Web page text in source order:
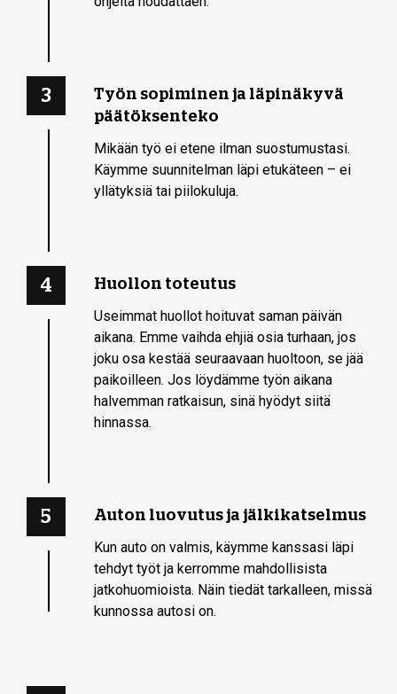
3
Työn sopiminen ja läpinäkyvä
päätöksenteko
Mikään työ ei etene ilman suostumustasi.
Käymme suunnitelman läpi etukäteen – ei
yllätyksiä tai piilokuluja.
4 Huollon toteutus
Useimmat huollot hoituvat saman päivän
aikana. Emme vaihda ehjiä osia turhaan, jos
joku osa kestää seuraavaan huoltoon, se jää
paikoilleen. Jos löydämme työn aikana
halvemman ratkaisun, sinä hyödyt siitä
hinnassa.
5 Auton luovutus ja jälkikatselmus
Kun auto on valmis, käymme kanssasi läpi
tehdyt työt ja kerromme mahdollisista
jatkohuomioista. Näin tiedät tarkalleen, missä
kunnossa autosi on.